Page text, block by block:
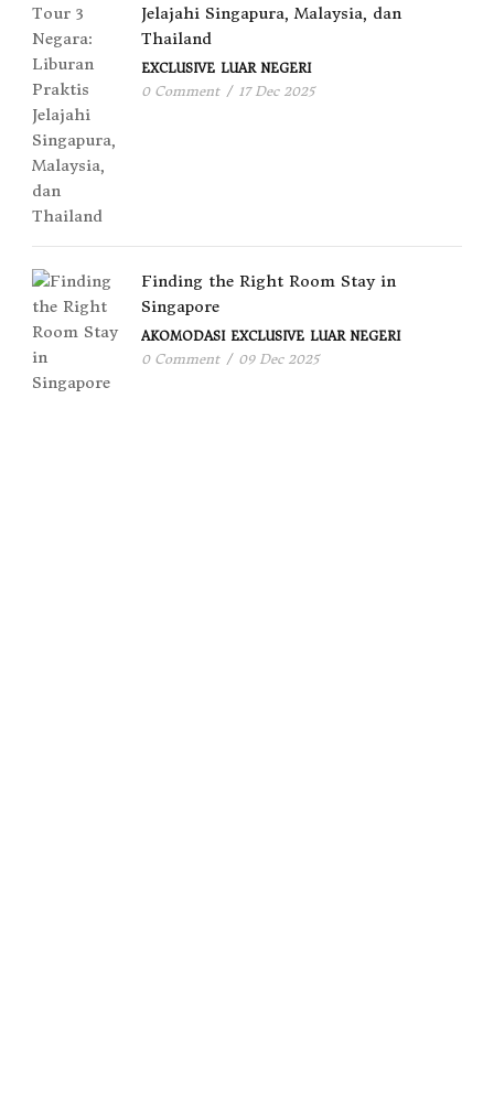
Jelajahi Singapura, Malaysia, dan
Thailand
EXCLUSIVE LUAR NEGERI
0 Comment / 17 Dec 2025
Finding the Right Room Stay in
Singapore
AKOMODASI EXCLUSIVE LUAR NEGERI
0 Comment / 09 Dec 2025